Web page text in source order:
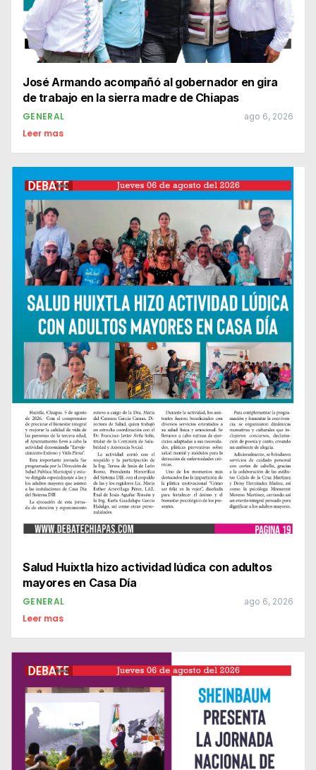
José Armando acompañó al gobernador en gira
de trabajo en la sierra madre de Chiapas
GENERAL ago 6, 2026
Leer mas
Salud Huixtla hizo actividad lúdica con adultos
mayores en Casa Día
GENERAL ago 6, 2026
Leer mas